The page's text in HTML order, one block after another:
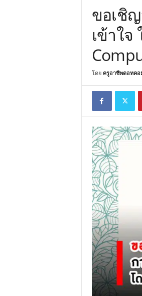
ขอเชิ
เข้าใ
โดย ครูอาชีพดอทคอ